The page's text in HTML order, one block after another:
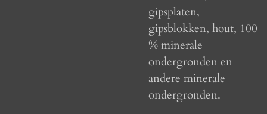
gipsplaten,
gipsblokken, hout, 100
% minerale
ondergronden en
andere minerale
ondergronden.